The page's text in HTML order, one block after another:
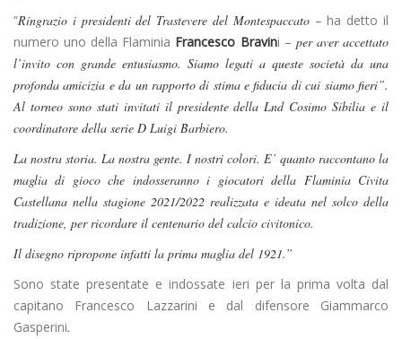
“Ringrazio i presidenti del Trastevere del Montespaccato– ha detto il
numero uno della Flaminia Francesco Bravini – per aver accettato
l’invito con grande entusiasmo. Siamo legati a queste società da una
profonda amicizia e da un rapporto di stima e fiducia di cui siamo fieri”.
Al torneo sono stati invitati il presidente della Lnd Cosimo Sibilia e il
coordinatore della serie D Luigi Barbiero.
La nostra storia. La nostra gente. I nostri colori. E’ quanto raccontano la
maglia di gioco che indosseranno i giocatori della Flaminia Civita
Castellana nella stagione 2021/2022 realizzata e ideata nel solco della
tradizione, per ricordare il centenario del calcio civitonico.
Il disegno ripropone infatti la prima maglia del 1921.”
Sono state presentate e indossate ieri per la prima volta dal
capitano Francesco Lazzarini e dal difensore Giammarco
Gasperini.